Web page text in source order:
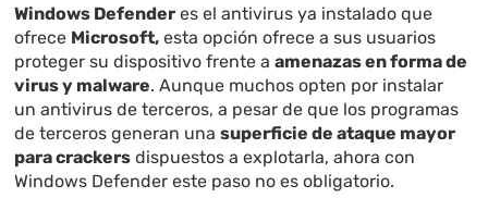
Windows Defender es el antivirus ya instalado que
ofrece Microsoft, esta opción ofrece a sus usuarios
proteger su dispositivo frente aamenazas en forma de
virus y malware. Aunque muchos opten por instalar
un antivirus de terceros, a pesar de que los programas
de terceros generan unasuperficie de ataque mayor
para crackers dispuestos a explotarla, ahora con
Windows Defender este paso no es obligatorio.